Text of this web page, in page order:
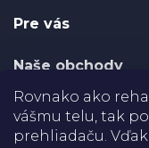
Rovnako ako
vášmu telu, tak
prehliadaču.
Pre vás
Naše obchody
Certifikáty